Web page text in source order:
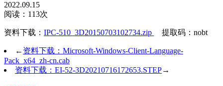
2022.09.15
阅读：113次
资料下载： IPC-510_3D20150703102734.zip 提取码：nobt
← 资料下载：Microsoft-Windows-Client-Language-
Pack_x64_zh-cn.cab
资料下载：EI-52-3D20210716172653.STEP→